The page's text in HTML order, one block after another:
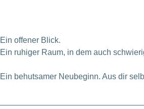
Ein offener Blick.
Ein ruhiger Raum, in dem auch
Ein behutsamer Neubeginn. Aus dir